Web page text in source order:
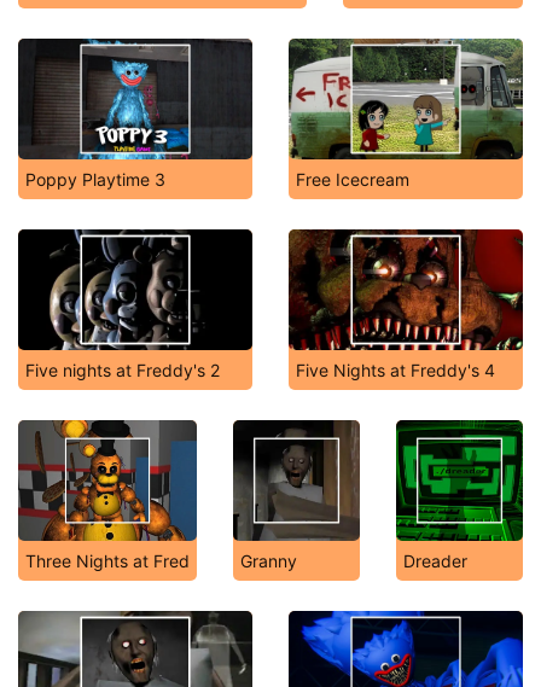
Poppy Playtime 3 Free Icecream
Five nights at Freddy's 2 Five Nights at Freddy's 4
Three Nights at Fred Granny Dreader